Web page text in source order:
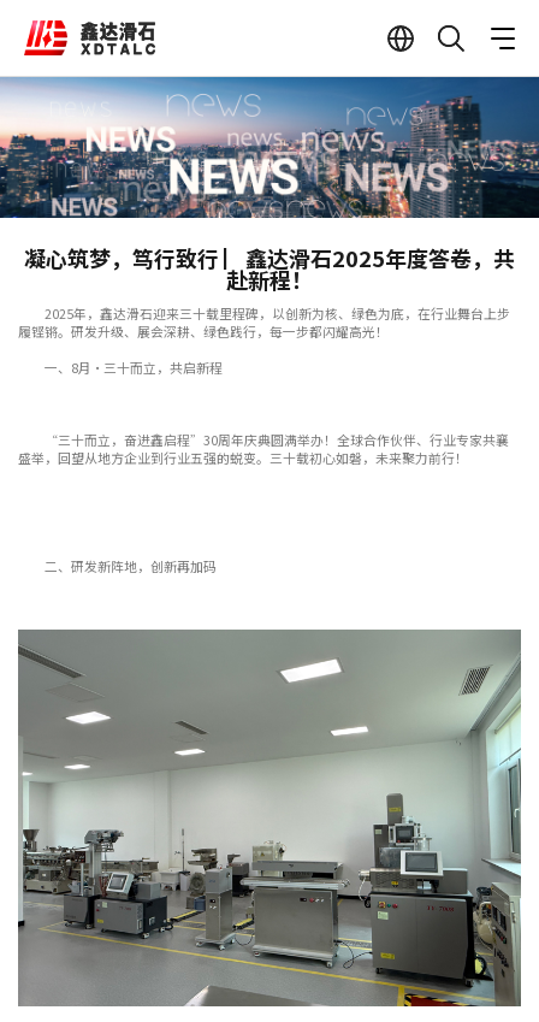
凝心筑梦，笃行致行 ▏鑫达滑石2025年度答卷，共
赴新程！
2025年，鑫达滑石迎来三十载里程碑，以创新为核、绿色为底，在行业舞台上步
履铿锵。研发升级、展会深耕、绿色践行，每一步都闪耀高光！
一、8月·三十而立，共启新程
“三十而立，奋进鑫启程”30周年庆典圆满举办！全球合作伙伴、行业专家共襄
盛举，回望从地方企业到行业五强的蜕变。三十载初心如磐，未来聚力前行！
二、研发新阵地，创新再加码